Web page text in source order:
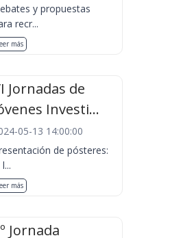
y propuestas
recr...
más
Jornadas de
Investi...
05-13 14:00:00
de pósteres:
más
Jornada